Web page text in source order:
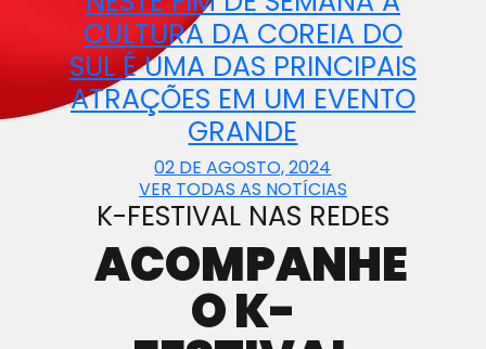
CULTURA DA COREIA DO
SUL É UMA DAS PRINCIPAIS
ATRAÇÕES EM UM EVENTO
GRANDE
02 DE AGOSTO, 2024
VER TODAS AS NOTÍCIAS
K-FESTIVAL NAS REDES
ACOMPANHE
O K-